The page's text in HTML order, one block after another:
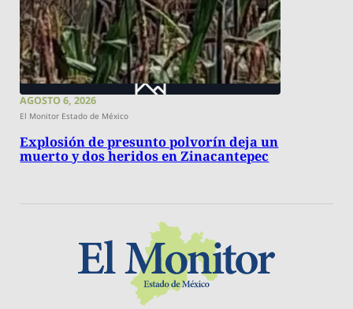
AGOSTO 6, 2026
El Monitor Estado de México
Explosión de presunto polvorín deja un
muerto y dos heridos en Zinacantepec